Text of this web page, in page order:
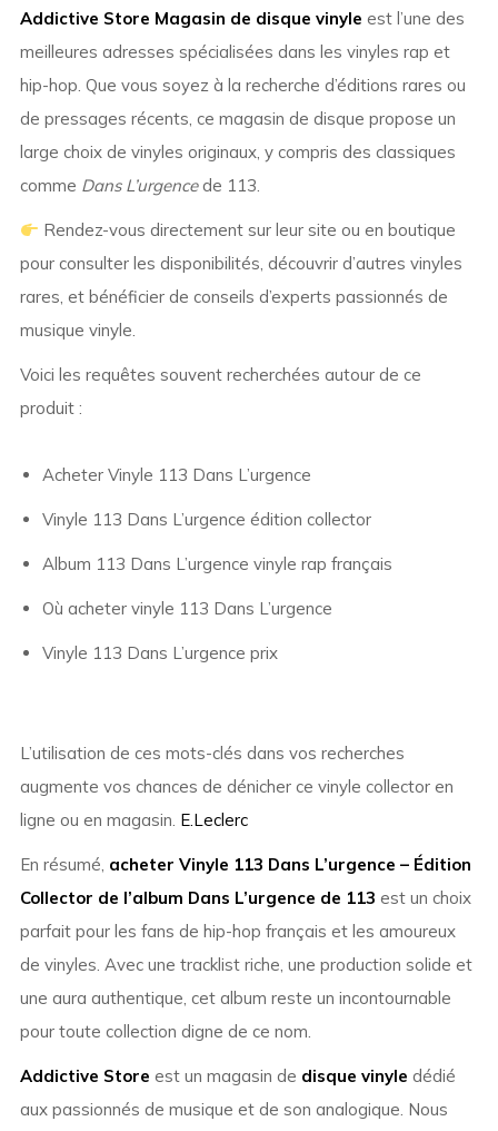
Addictive Store Magasin de disque vinyle est l’une des
meilleures adresses spécialisées dans les vinyles rap et
hip-hop. Que vous soyez à la recherche d’éditions rares ou
de pressages récents, ce magasin de disque propose un
large choix de vinyles originaux, y compris des classiques
comme Dans L’urgencede 113.
Rendez-vous directement sur leur site ou en boutique
pour consulter les disponibilités, découvrir d’autres vinyles
rares, et bénéficier de conseils d’experts passionnés de
musique vinyle.
Voici les requêtes souvent recherchées autour de ce
produit :
Acheter Vinyle 113 Dans L’urgence
Vinyle 113 Dans L’urgence édition collector
Album 113 Dans L’urgence vinyle rap français
Où acheter vinyle 113 Dans L’urgence
Vinyle 113 Dans L’urgence prix
L’utilisation de ces mots-clés dans vos recherches
augmente vos chances de dénicher ce vinyle collector en
ligne ou en magasin. E.Leclerc
En résumé, acheter Vinyle 113 Dans L’urgence – Édition
Collector de l’album Dans L’urgence de 113 est un choix
parfait pour les fans de hip-hop français et les amoureux
de vinyles. Avec une tracklist riche, une production solide et
une aura authentique, cet album reste un incontournable
pour toute collection digne de ce nom.
Addictive Store est un magasin de disque vinyle dédié
aux passionnés de musique et de son analogique. Nous